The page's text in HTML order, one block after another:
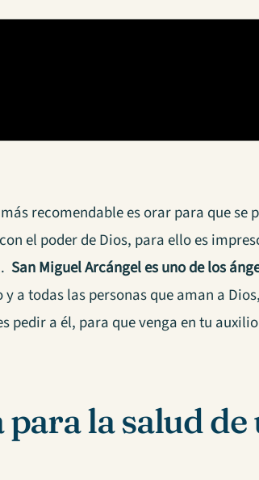
recomendable es orar para que se
el poder de Dios, para ello es
San Miguel Arcángel es uno de los
a todas las personas que aman a
pedir a él, para que venga en tu
la salud de